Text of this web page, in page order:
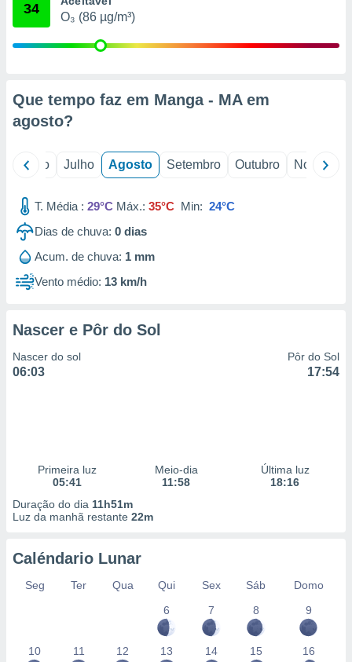
de
1199
34
O₃ (86 µg/m³)
Que tempo faz em Manga - MA em
agosto?
Junho Julho Agosto Setembro Outubro Novembro
T. Média : 29°C Máx.: 35°C Min: 24°C
Dias de chuva: 0 dias
Acum. de chuva: 1 mm
Vento médio: 13 km/h
Nascer e Pôr do Sol
Nascer do sol
06:03
Pôr do Sol
17:54
Primeira luz
05:41
Meio-dia
11:58
Última luz
18:16
Duração do dia 11h51m
Luz da manhã restante 22m
Caléndario Lunar
Seg Ter Qua Qui Sex Sáb
Domo
6
7 8 9
10 11 12 13 14 15 16